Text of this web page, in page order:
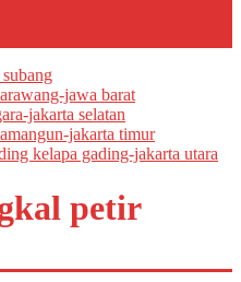
jawa barat
jakarta selatan
jakarta timur
kelapa gading-jakarta utara
petir